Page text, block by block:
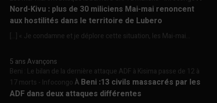
Nord-Kivu : plus de 30 miliciens Mai-mai renoncent
aux hostilités dans le territoire de Lubero
[…] « Je condamne et je déplore cette situation, les Mai-mai...
5 ans Avançons
Beni : Le bilan de la dernière attaque ADF à Kisima passe de 12 à
17 morts - InfocongoÀ Beni :13 civils massacrés par les
ADF dans deux attaques différentes